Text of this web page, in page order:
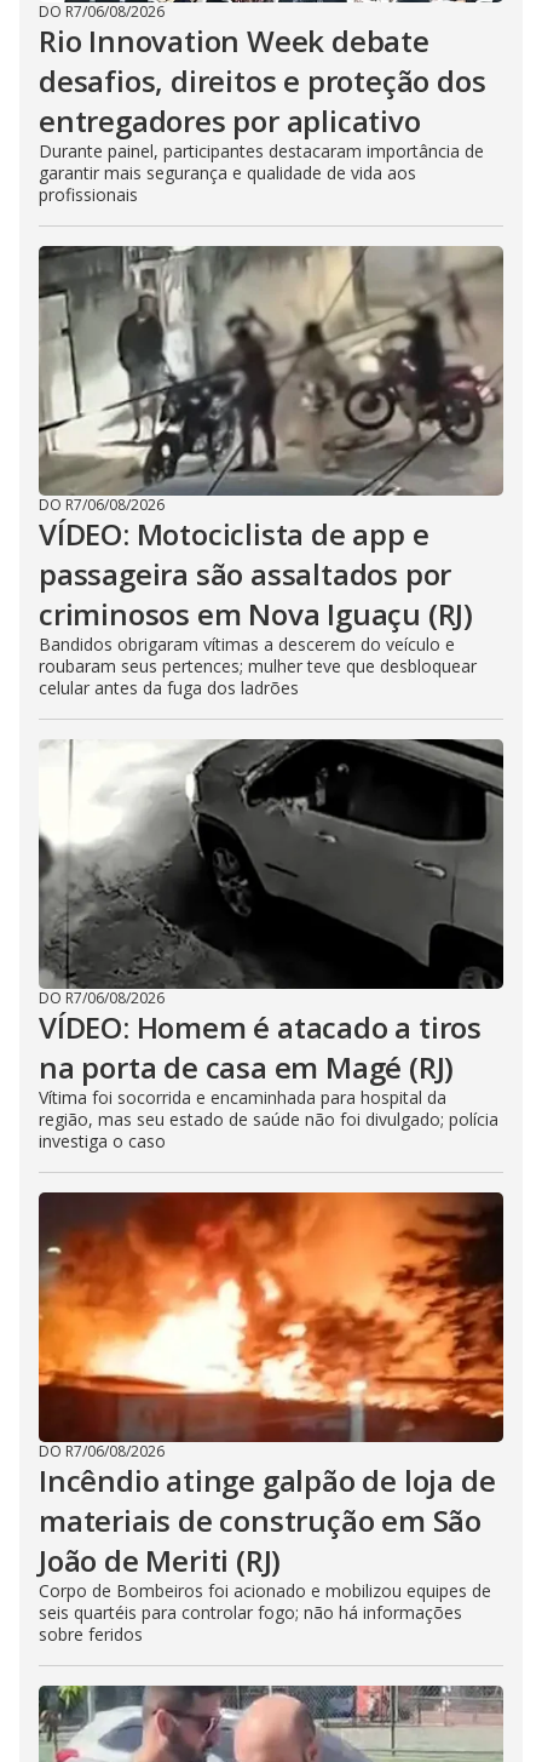
DO R7/06/08/2026
Rio Innovation Week debate
desafios, direitos e proteção dos
entregadores por aplicativo
Durante painel, participantes destacaram importância de
garantir mais segurança e qualidade de vida aos
profissionais
DO R7/06/08/2026
VÍDEO: Motociclista de app e
passageira são assaltados por
criminosos em Nova Iguaçu (RJ)
Bandidos obrigaram vítimas a descerem do veículo e
roubaram seus pertences; mulher teve que desbloquear
celular antes da fuga dos ladrões
DO R7/06/08/2026
VÍDEO: Homem é atacado a tiros
na porta de casa em Magé (RJ)
Vítima foi socorrida e encaminhada para hospital da
região, mas seu estado de saúde não foi divulgado; polícia
investiga o caso
DO R7/06/08/2026
Incêndio atinge galpão de loja de
materiais de construção em São
João de Meriti (RJ)
Corpo de Bombeiros foi acionado e mobilizou equipes de
seis quartéis para controlar fogo; não há informações
sobre feridos